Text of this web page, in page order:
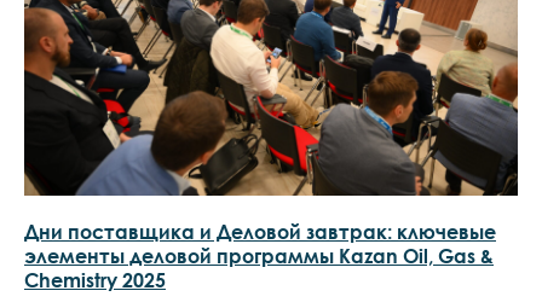
Дни поставщика и Деловой завтрак: ключевые
элементы деловой программы Kazan Oil, Gas &
Chemistry 2025